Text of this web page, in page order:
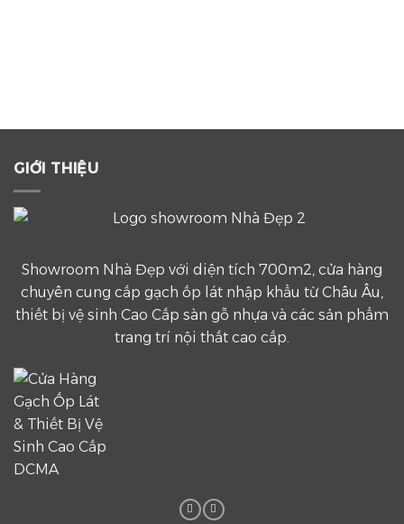
GIỚI THIỆU
Showroom Nhà Đẹp với diện tích 700m2, cửa hàng
chuyên cung cấp gạch ốp lát nhập khẩu từ Châu Âu,
thiết bị vệ sinh Cao Cấp sàn gỗ nhựa và các sản phẩm
trang trí nội thất cao cấp.